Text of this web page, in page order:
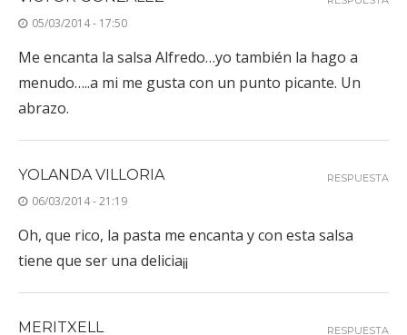
05/03/2014 - 17:50
Me encanta la salsa Alfredo…yo también la hago a
menudo…..a mi me gusta con un punto picante. Un
abrazo.
YOLANDA VILLORIA
06/03/2014 - 21:19
Oh, que rico, la pasta me encanta y con esta salsa
tiene que ser una delicia¡¡
RESPUESTA
MERITXELL RESPUESTA